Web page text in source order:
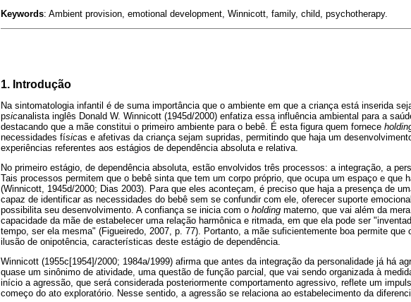
Keywords: Ambient provision, emotional development, Winnicott, family, child, psychotherapy.
1. Introdução
Na sintomatologia infantil é de suma importância que o ambiente em que a criança está inserida
psicanalista inglês Donald W. Winnicott (1945d/2000) enfatiza essa influência ambiental para a
destacando que a mãe constitui o primeiro ambiente para o bebê. É esta figura quem fornece
necessidades físicas e afetivas da criança sejam supridas, permitindo que haja um
experiências referentes aos estágios de dependência absoluta e relativa.
No primeiro estágio, de dependência absoluta, estão envolvidos três processos: a integração, a
Tais processos permitem que o bebê sinta que tem um corpo próprio, que ocupa um espaço e que
(Winnicott, 1945d/2000; Dias 2003). Para que eles aconteçam, é preciso que haja a presença de
capaz de identificar as necessidades do bebê sem se confundir com ele, oferecer suporte
possibilita seu desenvolvimento. A confiança se inicia com o holding materno, que vai além da
capacidade da mãe de estabelecer uma relação harmônica e ritmada, em que ela pode ser
tempo, ser ela mesma" (Figueiredo, 2007, p. 77). Portanto, a mãe suficientemente boa permite que
ilusão de onipotência, características deste estágio de dependência.
Winnicott (1955c[1954]/2000; 1984a/1999) afirma que antes da integração da personalidade já há
quase um sinônimo de atividade, uma questão de função parcial, que vai sendo organizada à
início a agressão, que será considerada posteriormente comportamento agressivo, reflete um
começo do ato exploratório. Nesse sentido, a agressão se relaciona ao estabelecimento da